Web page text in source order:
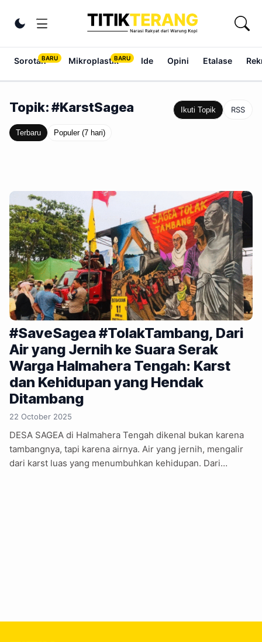
Ubah tema
Sorotan Mikroplastik Ide Opini Etalase
Topik: #KarstSagea Ikuti Topik RSS
Terbaru Populer (7 hari)
#SaveSagea #TolakTambang, Dari
Air yang Jernih ke Suara Serak
Warga Halmahera Tengah: Karst
dan Kehidupan yang Hendak
Ditambang
22 October 2025
DESA SAGEA di Halmahera Tengah dikenal bukan karena
tambangnya, tapi karena airnya. Air yang jernih, mengalir
dari karst luas yang menumbuhkan kehidupan. Dari